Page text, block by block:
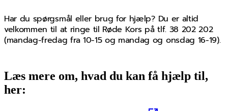
Har du spørgsmål eller brug for hjælp? Du er altid
velkommen til at ringe til Røde Kors på tlf. 38 202 202
(mandag-fredag fra 10-15 og mandag og onsdag 16-19).
Læs mere om, hvad du kan få hjælp til,
her: